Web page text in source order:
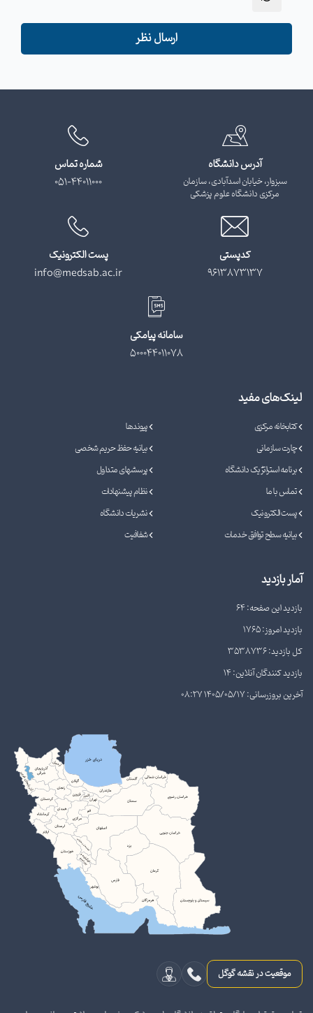
ارسال نظر
آدرس دانشگاه
سبزوار، خیابان اسدآبادی، سازمان
مرکزی دانشگاه علوم پزشکی
شماره تماس
051-44011000
کدپستی
9613873137
پست الکترونیک
info@medsab.ac.ir
سامانه پیامکی
500044011078
لینک‌های مفید
کتابخانه مرکزی
پیوندها
چارت سازمانی
بیانیه حفظ حریم شخصی
برنامه استراتژیک دانشگاه
پرسشهای متداول
تماس با ما
نظام پیشنهادات
پست الکترونیک
نشریات دانشگاه
بیانیه سطح توافق خدمات
شفافیت
آمار بازدید
بازدید این صفحه: 64
بازدید امروز: 1765
کل بازدید: 3538736
بازدید کنندگان آنلاین: 14
آخرین بروزرسانی: 1405/05/17 08:27
موقعیت در نقشه گوگل